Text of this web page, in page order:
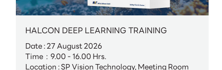
HALCON DEEP LEARNING TRAINING
Date : 27 August 2026
Time : 9.00 - 16.00 Hrs.
Location : SP Vision Technology, Meeting Room